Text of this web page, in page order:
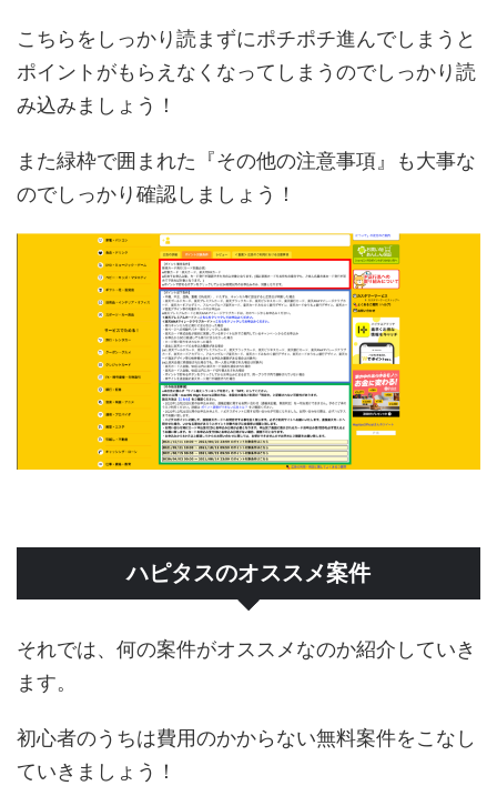
こちらをしっかり読まずにポチポチ進んでしまうと
ポイントがもらえなくなってしまうのでしっかり読
み込みましょう！
また緑枠で囲まれた『その他の注意事項』も大事な
のでしっかり確認しましょう！
ハピタスのオススメ案件
それでは、何の案件がオススメなのか紹介していき
ます。
初心者のうちは費用のかからない無料案件をこなし
ていきましょう！